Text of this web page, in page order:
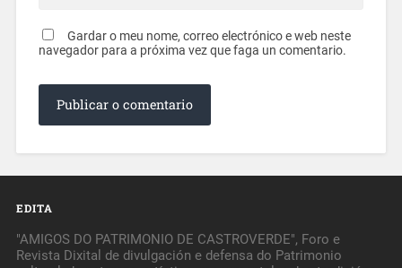
Gardar o meu nome, correo electrónico e web neste
navegador para a próxima vez que faga un comentario.
EDITA
"AMIGOS DO PATRIMONIO DE CASTROVERDE", Foro e
Revista Dixital de divulgación e defensa do Patrimonio